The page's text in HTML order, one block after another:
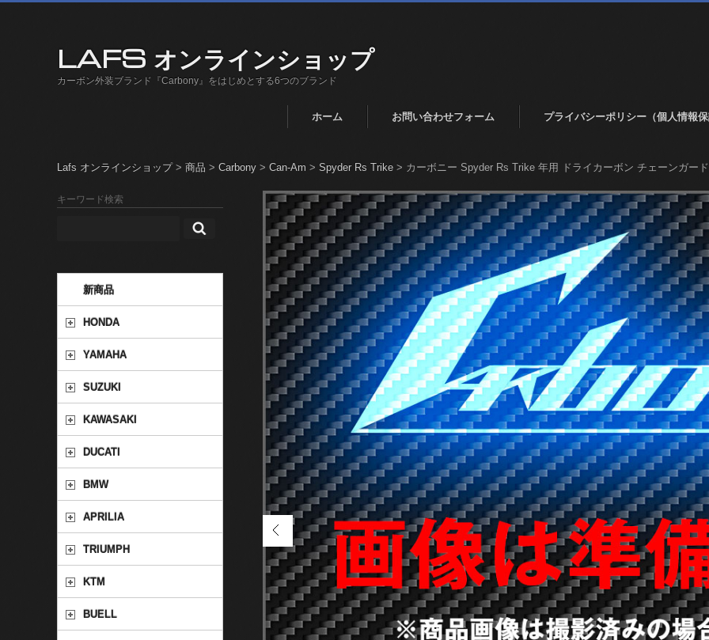
LAFS オンラインショップ
カーボン外装ブランド『Carbony』をはじめとする6つのブランド
ホーム お問い合わせフォーム プライバシーポリシー（個人情報
Lafs オンラインショップ> 商品 > Carbony > Can-Am > Spyder Rs Trike > カーボニー Spyder Rs Trike 年用 ドライカーボン チェーンガー
キーワード検索
新商品
HONDA
YAMAHA
SUZUKI
KAWASAKI
DUCATI
BMW
APRILIA
TRIUMPH
KTM
BUELL